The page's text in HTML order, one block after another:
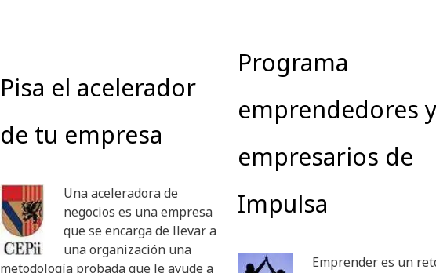
Pisa el acelerador
de tu empresa
Una aceleradora de
negocios es una empresa
que se encarga de llevar a
una organización una
metodología probada que le ayude a
Programa
emprendedores y
empresarios de
Impulsa
Emprender es un